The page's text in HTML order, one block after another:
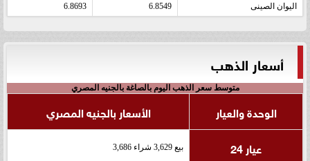
اليوان الصينى 6.8549
6.8693
أسعار الذهب
متوسط سعر الذهب اليوم بالصاغة بالجنيه المصري
الوحدة والعيار
الأسعار بالجنيه المصري
عيار 24
بيع 3,629 شراء 3,686